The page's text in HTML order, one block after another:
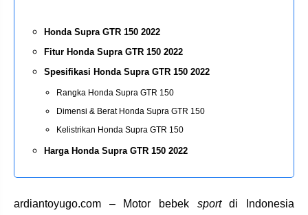
Honda Supra GTR 150 2022
Fitur Honda Supra GTR 150 2022
Spesifikasi Honda Supra GTR 150 2022
Rangka Honda Supra GTR 150
Dimensi & Berat Honda Supra GTR 150
Kelistrikan Honda Supra GTR 150
Harga Honda Supra GTR 150 2022
ardiantoyugo.com – Motor bebek sportdi Indonesia